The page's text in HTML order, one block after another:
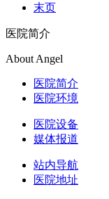
末页
医院简介
About Angel
医院简介
医院环境
医院设备
媒体报道
站内导航
医院地址